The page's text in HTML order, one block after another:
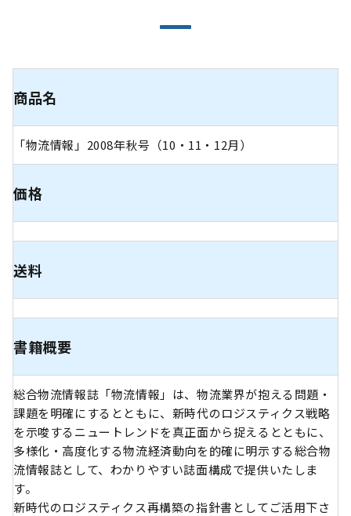
商品名
「物流情報」2008年秋号（10・11・12月）
価格
送料
書籍概要
総合物流情報誌「物流情報」は、物流業界が抱える問題・
課題を明確にするとともに、新時代のロジスティクス戦略
を示唆するニュートレンドを真正面から捉えるとともに、
多様化・高度化する物流経済動向を的確に明示する総合物
流情報誌として、わかりやすい誌面構成で提供いたしま
す。
新時代のロジスティクス再構築の指針書としてご活用下さ